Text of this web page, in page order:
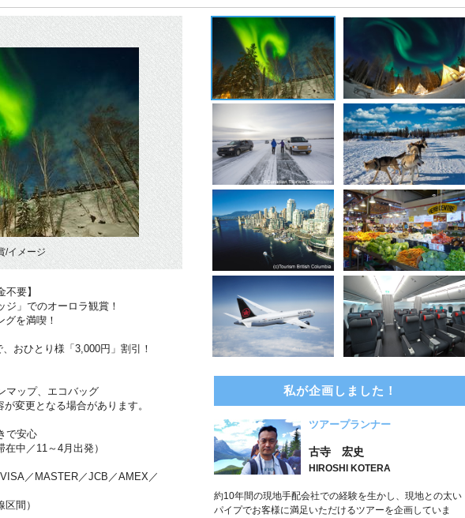
/イメージ
要】
」でのオーロラ観賞！
を満喫！
おひとり様「3,000円」割引！
マップ、エコバッグ
変更となる場合があります。
で安心
中／11～4月出発）
／MASTER／JCB／AMEX／
間）
私が企画しました！
ツアープランナー
古寺 宏史
HIROSHI KOTERA
約10年間の現地手配会社での経験を生かし、現地との太い
パイプでお客様に満足いただけるツアーを企画していま